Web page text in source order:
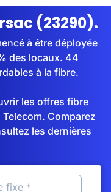
(23290).
à être déployée
des locaux. 44
à la fibre.
les offres fibre
Comparez
les dernières